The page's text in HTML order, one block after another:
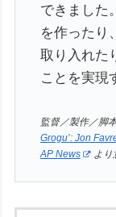
できました
を作ったり
取り入れた
ことを実現
監督／製作／脚
Grogu’: Jon
AP News
より